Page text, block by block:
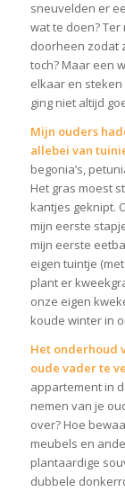
sneuvelden er
wat te doen?
doorheen zodat
toch? Maar een
elkaar en
ging niet altijd
Mijn ouders
allebei van
begonia’s,
Het gras moest
kantjes geknipt.
mijn eerste
mijn eerste
eigen tuintje
plant er
onze eigen
koude winter in
Het onderhoud
oude vader te
appartement in
nemen van je
over? Hoe
meubels en
plantaardige
dubbele